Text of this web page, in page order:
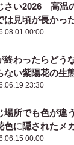
さい2026 高温
は見頃が長かっ
00:00
終わったらどう
ない紫陽花の生
23:30
場所でも色が違
色に隠されたメ
00:00